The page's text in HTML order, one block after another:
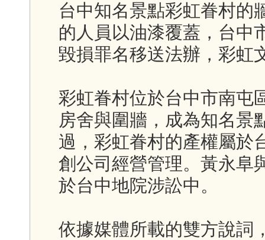
台中知名景點彩虹眷村的
的人員以油漆覆蓋，台中
毀損罪名移送法辦，彩虹
彩虹眷村位於台中市南屯
房舍與圍牆，成為知名景
過，彩虹眷村的產權屬於
創公司經營管理。黃永阜
於台中地院涉訟中。
依據媒體所載的雙方說詞